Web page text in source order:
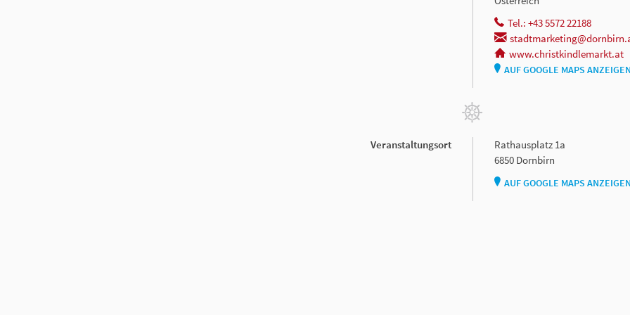
Tel.: +43 5572 22188
www.christkindlemarkt.at
AUF GOOGLE MAPS ANZEIGEN
Veranstaltungsort
Rathausplatz 1a
6850 Dornbirn
AUF GOOGLE MAPS ANZEIGEN